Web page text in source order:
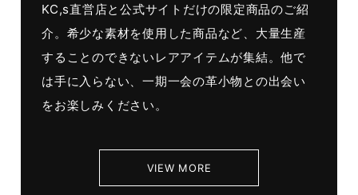
KC,s直営店と公式サイトだけの限定商品のご紹
介。希少な素材を使用した商品など、大量生産
することのできないレアアイテムが集結。他で
は手に入らない、一期一会の革小物との出会い
をお楽しみください。
VIEW MORE